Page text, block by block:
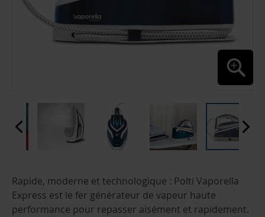
AU
DÉBUT
DE
LA
Rapide, moderne et technologique : Polti Vaporella
Express est le fer générateur de vapeur haute
performance pour repasser aisément et rapidement.